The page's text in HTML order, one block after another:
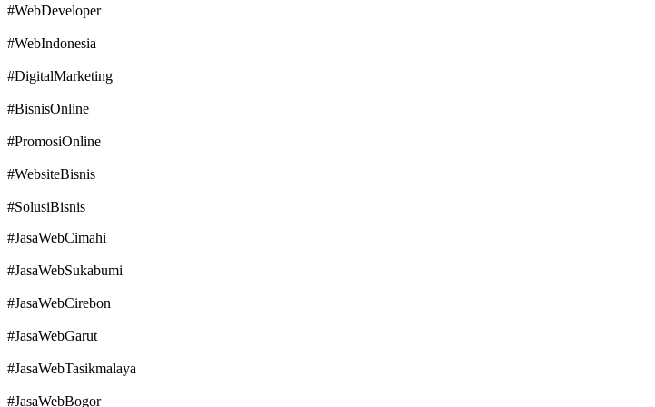
#WebDeveloper
#WebIndonesia
#DigitalMarketing
#BisnisOnline
#PromosiOnline
#WebsiteBisnis
#SolusiBisnis
#JasaWebCimahi
#JasaWebSukabumi
#JasaWebCirebon
#JasaWebGarut
#JasaWebTasikmalaya
#JasaWebBogor